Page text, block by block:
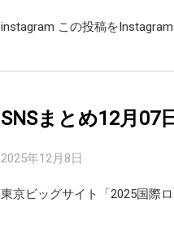
instagram この投稿を
SNSまとめ12月07日
2025年12月8日
東京ビッグサイト「2025国際